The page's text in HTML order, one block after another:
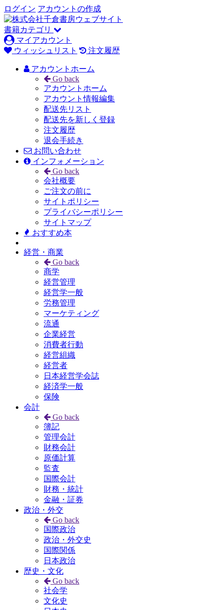
ログイン アカウントの作成
書籍カテゴリ
マイアカウント
ウィッシュリスト
注文履歴
アカウントホーム
Go back
アカウントホーム
アカウント情報編集
配送先リスト
配送先を新しく登録
注文履歴
退会手続き
お問い合わせ
インフォメーション
Go back
会社概要
ご注文の前に
サイトポリシー
プライバシーポリシー
サイトマップ
おすすめ本
経営・商業
Go back
商学
経営管理
経営学一般
労務管理
マーケティング
流通
企業経営
消費者行動
経営組織
経営者
日本経営学会誌
経済学一般
保険
会計
Go back
簿記
管理会計
財務会計
原価計算
監査
国際会計
財務・統計
金融・証券
政治・外交
Go back
国際政治
政治・外交史
国際関係
日本政治
歴史・文化
Go back
社会学
文化史